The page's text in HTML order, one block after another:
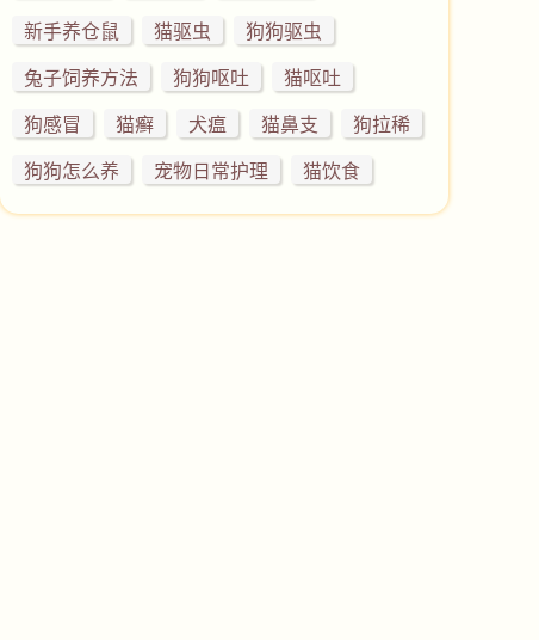
新手养仓鼠
猫驱虫
狗狗驱虫
兔子饲养方法
狗狗呕吐
猫呕吐
狗感冒
猫癣 犬瘟 猫鼻支
狗拉稀
狗狗怎么养
宠物日常护理 猫饮食